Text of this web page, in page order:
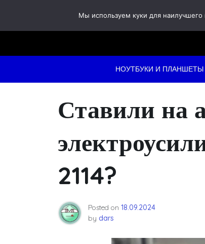
content
НОУТБУКИ И ПЛАНШЕТЫ
Ставили на
2114?
Posted on 18.09.2024
by dars
Мы используем куки для наилучшего